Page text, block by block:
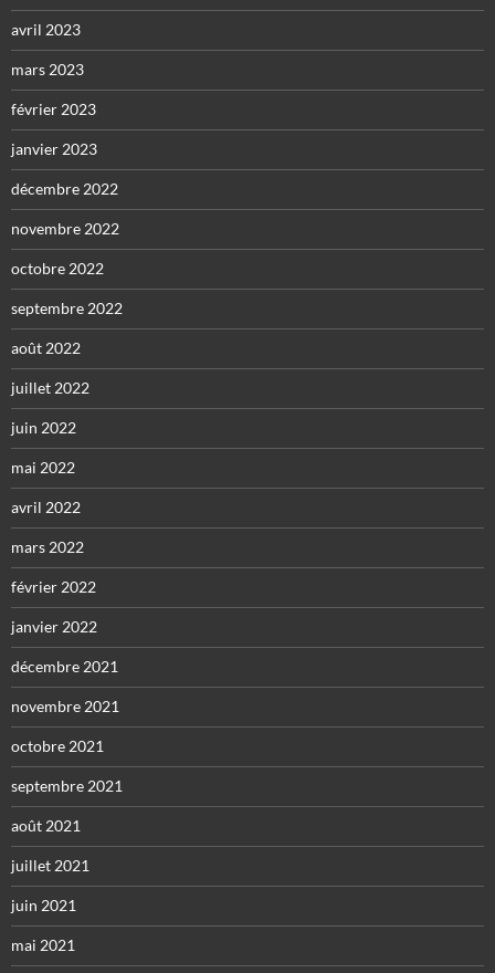
avril 2023
mars 2023
février 2023
janvier 2023
décembre 2022
novembre 2022
octobre 2022
septembre 2022
août 2022
juillet 2022
juin 2022
mai 2022
avril 2022
mars 2022
février 2022
janvier 2022
décembre 2021
novembre 2021
octobre 2021
septembre 2021
août 2021
juillet 2021
juin 2021
mai 2021